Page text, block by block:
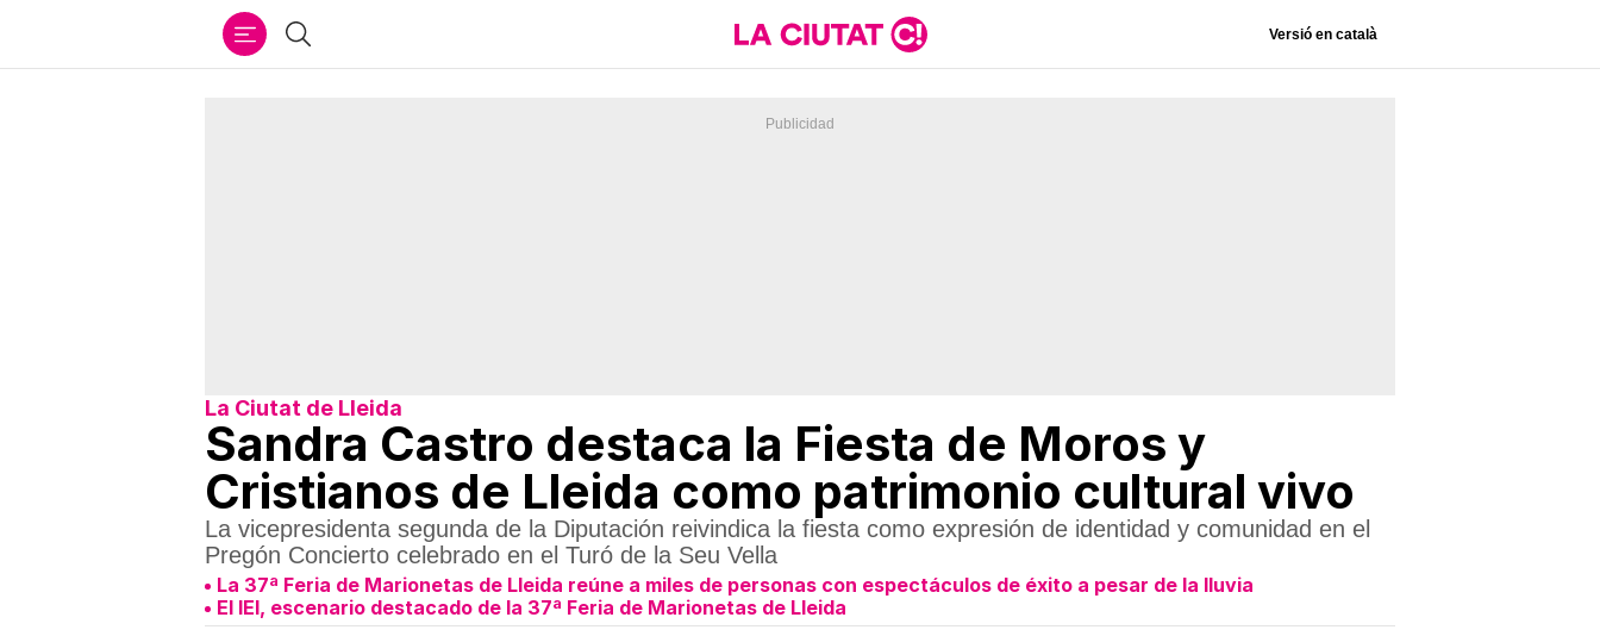
Buscar Versió en català
La Ciutat de Lleida
Sandra Castro destaca la Fiesta de Moros y
Cristianos de Lleida como patrimonio cultural vivo
La vicepresidenta segunda de la Diputación reivindica la fiesta como expresión de identidad y comunidad en el
Pregón Concierto celebrado en el Turó de la Seu Vella
La 37ª Feria de Marionetas de Lleida reúne a miles de personas con espectáculos de éxito a pesar de la lluvia
El IEI, escenario destacado de la 37ª Feria de Marionetas de Lleida